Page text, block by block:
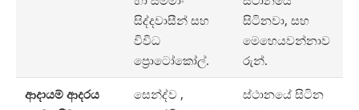
සිද්දවාසීන් සහ
විවිධ
ප්‍රොටෝකෝල්.
සිටිනවා, සහ
මෙහෙයවන්නාව
රුන්.
ආදායම් ආදරය
සෙන්ද්ව ,
ස්ථානයේ සිටින